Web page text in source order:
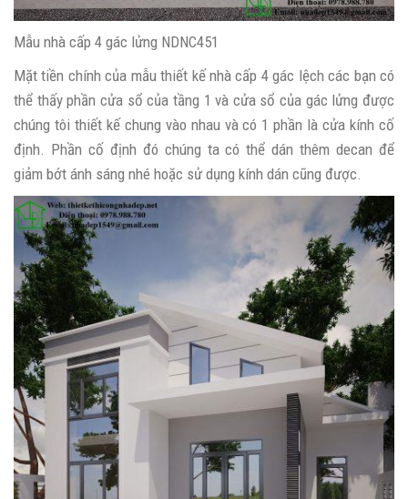
Mẫu nhà cấp 4 gác lửng NDNC451
Mặt tiền chính của mẫu thiết kế nhà cấp 4 gác lệch các bạn có
thể thấy phần cửa sổ của tầng 1 và cửa sổ của gác lửng được
chúng tôi thiết kế chung vào nhau và có 1 phần là cửa kính cố
định. Phần cố định đó chúng ta có thể dán thêm decan để
giảm bớt ánh sáng nhé hoặc sử dụng kính dán cũng được.